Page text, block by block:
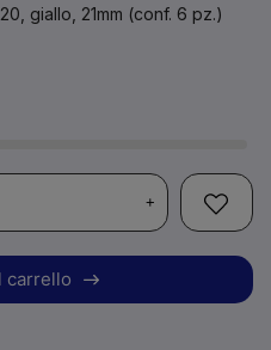
giallo, 21mm (conf. 6 pz.)
+
carrello